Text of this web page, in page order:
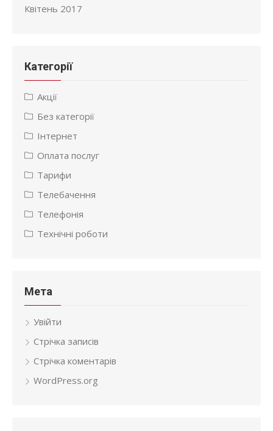
Квітень 2017
Категорії
Акції
Без категорії
Інтернет
Оплата послуг
Тарифи
Телебачення
Телефонія
Технічні роботи
Мета
Увійти
Стрічка записів
Стрічка коментарів
WordPress.org